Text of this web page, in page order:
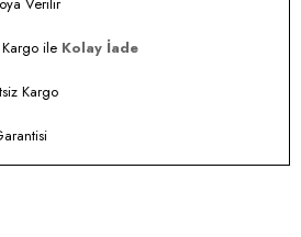
ile Kolay İade
Kargo